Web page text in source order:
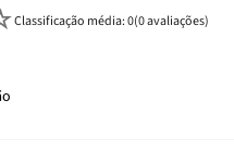
Classificação média: 0(0 avaliações)